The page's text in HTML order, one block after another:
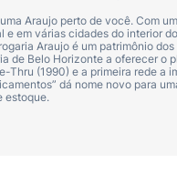
Araujo perto de você. Com
em várias cidades do interior
Araujo é um patrimônio
de Belo Horizonte a oferecer
Thru (1990) e a primeira rede
dá nome novo para
estoque.